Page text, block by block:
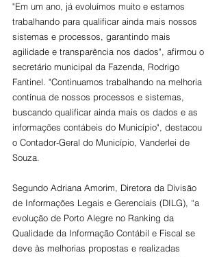
"Em um ano, já evoluímos muito e estamos
trabalhando para qualificar ainda mais nossos
sistemas e processos, garantindo mais
agilidade e transparência nos dados", afirmou o
secretário municipal da Fazenda, Rodrigo
Fantinel. "Continuamos trabalhando na melhoria
contínua de nossos processos e sistemas,
buscando qualificar ainda mais os dados e as
informações contábeis do Município", destacou
o Contador-Geral do Município, Vanderlei de
Souza.
Segundo Adriana Amorim, Diretora da Divisão
de Informações Legais e Gerenciais (DILG), “a
evolução de Porto Alegre no Ranking da
Qualidade da Informação Contábil e Fiscal se
deve às melhorias propostas e realizadas